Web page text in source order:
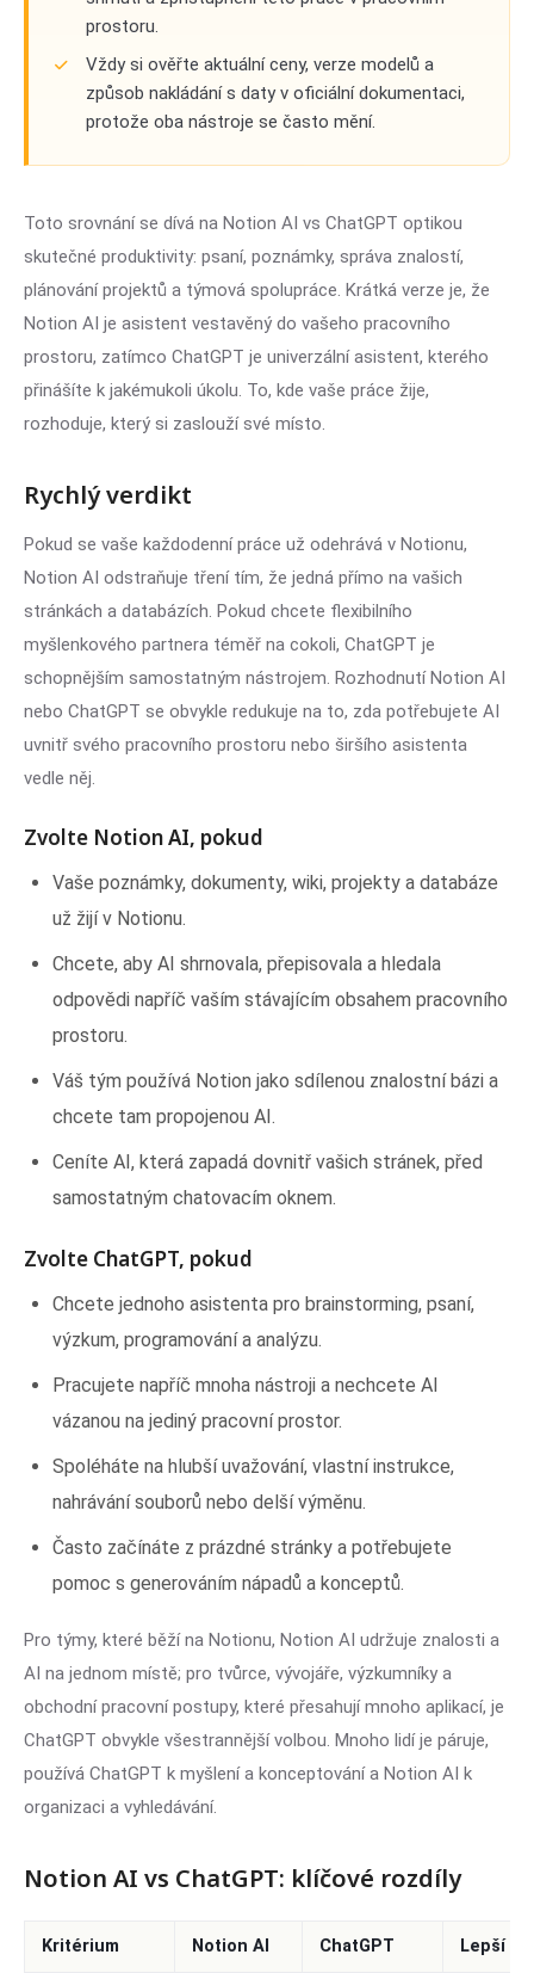
prostoru.
Vždy si ověřte aktuální ceny, verze modelů a
způsob nakládání s daty v oficiální dokumentaci,
protože oba nástroje se často mění.
Toto srovnání se dívá na Notion AI vs ChatGPT optikou
skutečné produktivity: psaní, poznámky, správa znalostí,
plánování projektů a týmová spolupráce. Krátká verze je, že
Notion AI je asistent vestavěný do vašeho pracovního
prostoru, zatímco ChatGPT je univerzální asistent, kterého
přinášíte k jakémukoli úkolu. To, kde vaše práce žije,
rozhoduje, který si zaslouží své místo.
Rychlý verdikt
Pokud se vaše každodenní práce už odehrává v Notionu,
Notion AI odstraňuje tření tím, že jedná přímo na vašich
stránkách a databázích. Pokud chcete flexibilního
myšlenkového partnera téměř na cokoli, ChatGPT je
schopnějším samostatným nástrojem. Rozhodnutí Notion AI
nebo ChatGPT se obvykle redukuje na to, zda potřebujete AI
uvnitř svého pracovního prostoru nebo širšího asistenta
vedle něj.
Zvolte Notion AI, pokud
Vaše poznámky, dokumenty, wiki, projekty a databáze
už žijí v Notionu.
Chcete, aby AI shrnovala, přepisovala a hledala
odpovědi napříč vaším stávajícím obsahem pracovního
prostoru.
Váš tým používá Notion jako sdílenou znalostní bázi a
chcete tam propojenou AI.
Ceníte AI, která zapadá dovnitř vašich stránek, před
samostatným chatovacím oknem.
Zvolte ChatGPT, pokud
Chcete jednoho asistenta pro brainstorming, psaní,
výzkum, programování a analýzu.
Pracujete napříč mnoha nástroji a nechcete AI
vázanou na jediný pracovní prostor.
Spoléháte na hlubší uvažování, vlastní instrukce,
nahrávání souborů nebo delší výměnu.
Často začínáte z prázdné stránky a potřebujete
pomoc s generováním nápadů a konceptů.
Pro týmy, které běží na Notionu, Notion AI udržuje znalosti a
AI na jednom místě; pro tvůrce, vývojáře, výzkumníky a
obchodní pracovní postupy, které přesahují mnoho aplikací, je
ChatGPT obvykle všestrannější volbou. Mnoho lidí je páruje,
používá ChatGPT k myšlení a konceptování a Notion AI k
organizaci a vyhledávání.
Notion AI vs ChatGPT: klíčové rozdíly
Kritérium Notion AI ChatGPT Lepší